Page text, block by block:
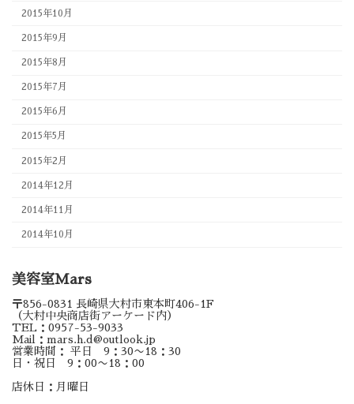
2015年10月
2015年9月
2015年8月
2015年7月
2015年6月
2015年5月
2015年2月
2014年12月
2014年11月
2014年10月
美容室Mars
〒856-0831 長崎県大村市東本町406-1F
（大村中央商店街アーケード内）
TEL：0957-53-9033
Mail：mars.h.d@outlook.jp
営業時間： 平日 9：30〜18：30
日・祝日 9：00〜18：00
店休日：月曜日